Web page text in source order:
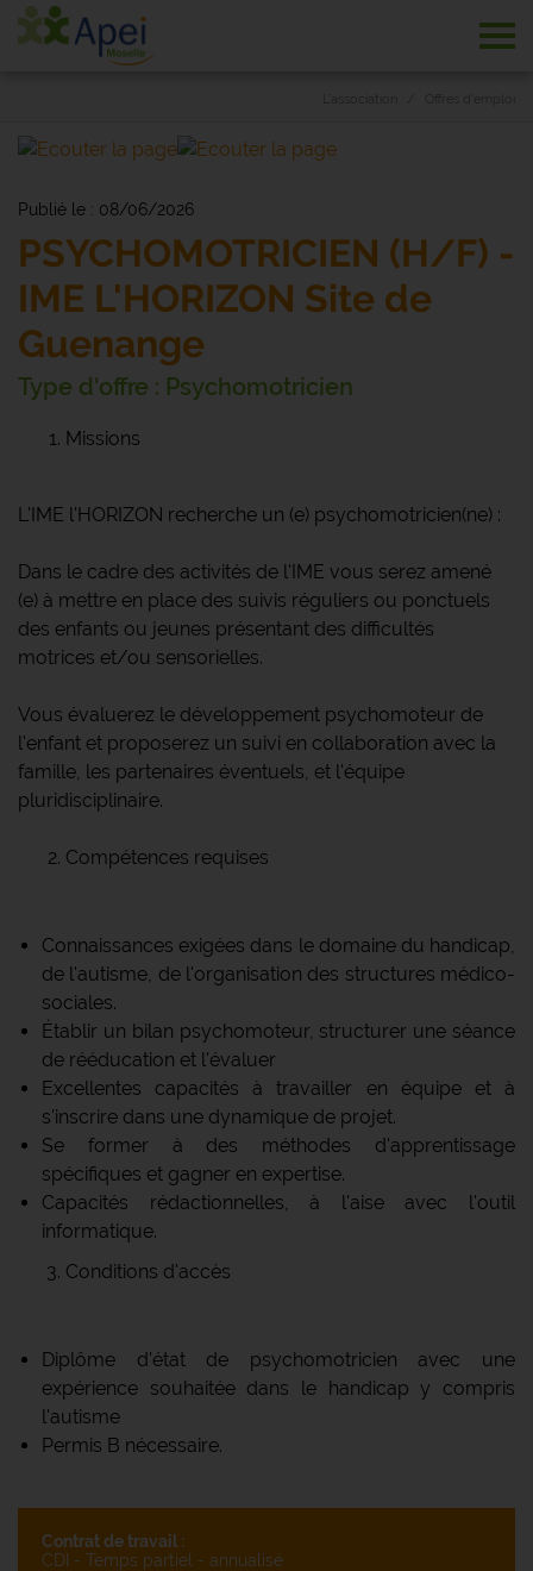
Publié le : 08/06/2026
PSYCHOMOTRICIEN (H/F) -
IME L'HORIZON Site de
Guenange
Type d'offre : Psychomotricien
Missions
L'IME l'HORIZON recherche un (e) psychomotricien(ne) :
Dans le cadre des activités de l'IME vous serez amené
(e) à mettre en place des suivis réguliers ou ponctuels
des enfants ou jeunes présentant des difficultés
motrices et/ou sensorielles.
Vous évaluerez le développement psychomoteur de
l'enfant et proposerez un suivi en collaboration avec la
famille, les partenaires éventuels, et l'équipe
pluridisciplinaire.
Compétences requises
Connaissances exigées dans le domaine du handicap,
de l'autisme, de l'organisation des structures médico-
sociales.
Établir un bilan psychomoteur, structurer une séance
de rééducation et l'évaluer
Excellentes capacités à travailler en équipe et à
s'inscrire dans une dynamique de projet.
Se former à des méthodes d'apprentissage
spécifiques et gagner en expertise.
Capacités rédactionnelles, à l'aise avec l'outil
informatique.
Conditions d'accès
Diplôme d'état de psychomotricien avec une
expérience souhaitée dans le handicap y compris
l'autisme
Permis B nécessaire.
Contrat de travail :
CDI - Temps partiel - annualisé